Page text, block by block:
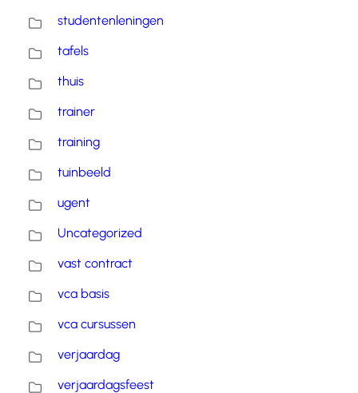
studentenleningen
tafels
thuis
trainer
training
tuinbeeld
ugent
Uncategorized
vast contract
vca basis
vca cursussen
verjaardag
verjaardagsfeest